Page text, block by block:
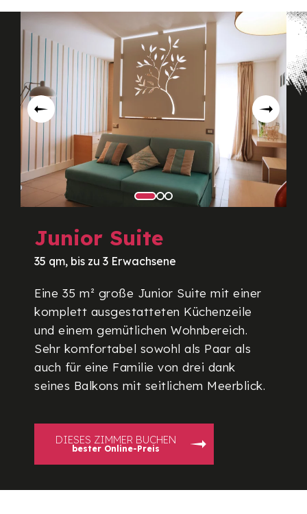
Junior Suite
35 qm, bis zu 3 Erwachsene
Eine 35 m² große Junior Suite mit einer
komplett ausgestatteten Küchenzeile
und einem gemütlichen Wohnbereich.
Sehr komfortabel sowohl als Paar als
auch für eine Familie von drei dank
seines Balkons mit seitlichem Meerblick.
DIESES ZIMMER BUCHEN
bester Online-Preis